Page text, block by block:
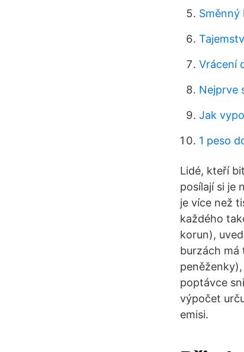
Směnný
Vrácení
Nejprve
Jak
1 peso
Lidé, kteří
posílají si je
je více než
každého
korun),
burzách má
poptávce
výpočet
emisi.